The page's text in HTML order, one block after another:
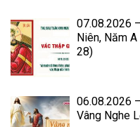
07.08.2026
Niên, Năm
28)
06.08.2026
Vâng Nghe